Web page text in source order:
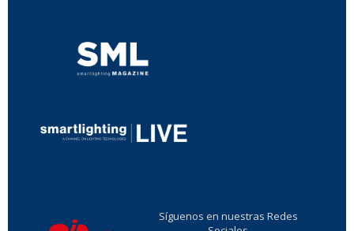
Síguenos en nuestras Redes